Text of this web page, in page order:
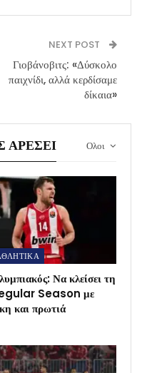
NEXT POST
Γιοβάνοβιτς: «Δύσκολο
παιχνίδι, αλλά κερδίσαμε
δίκαια»
Ολοι
ΑΡΈΣΕΙ
Να κλείσει τη
Season με
και πρωτιά